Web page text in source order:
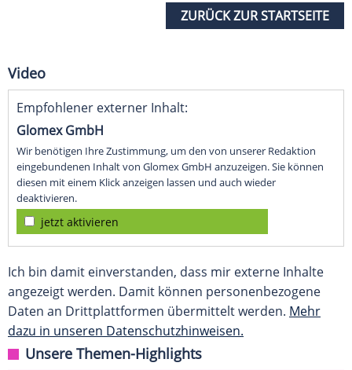
ZURÜCK ZUR STARTSEITE
Video
Empfohlener externer Inhalt:
Glomex GmbH
Wir benötigen Ihre Zustimmung, um den von unserer Redaktion
eingebundenen Inhalt von Glomex GmbH anzuzeigen. Sie können
diesen mit einem Klick anzeigen lassen und auch wieder
deaktivieren.
jetzt aktivieren
Ich bin damit einverstanden, dass mir externe Inhalte
angezeigt werden. Damit können personenbezogene
Daten an Drittplattformen übermittelt werden. Mehr
dazu in unseren Datenschutzhinweisen.
Unsere Themen-Highlights